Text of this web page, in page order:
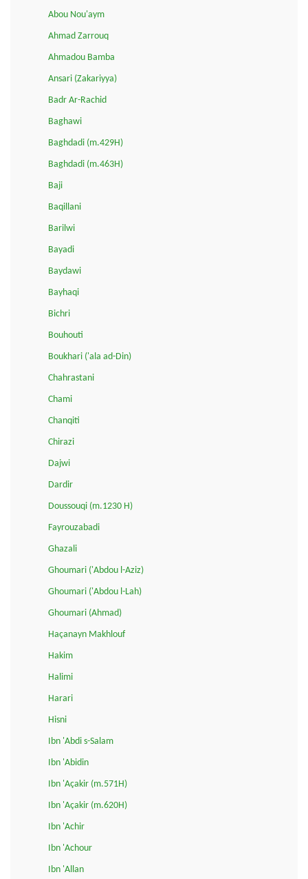
Abou Nou'aym
Ahmad Zarrouq
Ahmadou Bamba
Ansari (Zakariyya)
Badr Ar-Rachid
Baghawi
Baghdadi (m.429H)
Baghdadi (m.463H)
Baji
Baqillani
Barilwi
Bayadi
Baydawi
Bayhaqi
Bichri
Bouhouti
Boukhari ('ala ad-Din)
Chahrastani
Chami
Chanqiti
Chirazi
Dajwi
Dardir
Doussouqi (m.1230 H)
Fayrouzabadi
Ghazali
Ghoumari ('Abdou l-Aziz)
Ghoumari ('Abdou l-Lah)
Ghoumari (Ahmad)
Haçanayn Makhlouf
Hakim
Halimi
Harari
Hisni
Ibn 'Abdi s-Salam
Ibn 'Abidin
Ibn 'Açakir (m.571H)
Ibn 'Açakir (m.620H)
Ibn 'Achir
Ibn 'Achour
Ibn 'Allan